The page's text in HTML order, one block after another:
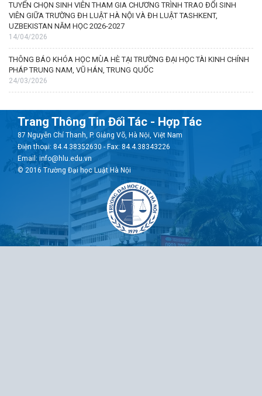
TUYỂN CHỌN SINH VIÊN THAM GIA CHƯƠNG TRÌNH TRAO ĐỔI SINH
VIÊN GIỮA TRƯỜNG ĐH LUẬT HÀ NỘI VÀ ĐH LUẬT TASHKENT,
UZBEKISTAN NĂM HỌC 2026-2027
14/04/2026
THÔNG BÁO KHÓA HỌC MÙA HÈ TẠI TRƯỜNG ĐẠI HỌC TÀI KINH CHÍNH
PHÁP TRUNG NAM, VŨ HÁN, TRUNG QUỐC
24/03/2026
Trang Thông Tin Đối Tác - Hợp Tác
87 Nguyễn Chí Thanh, P. Giảng Võ, Hà Nội, Việt Nam
Điện thoại: 84.4.38352630 - Fax: 84.4.38343226
Email: info@hlu.edu.vn
© 2016 Trường Đại học Luật Hà Nội